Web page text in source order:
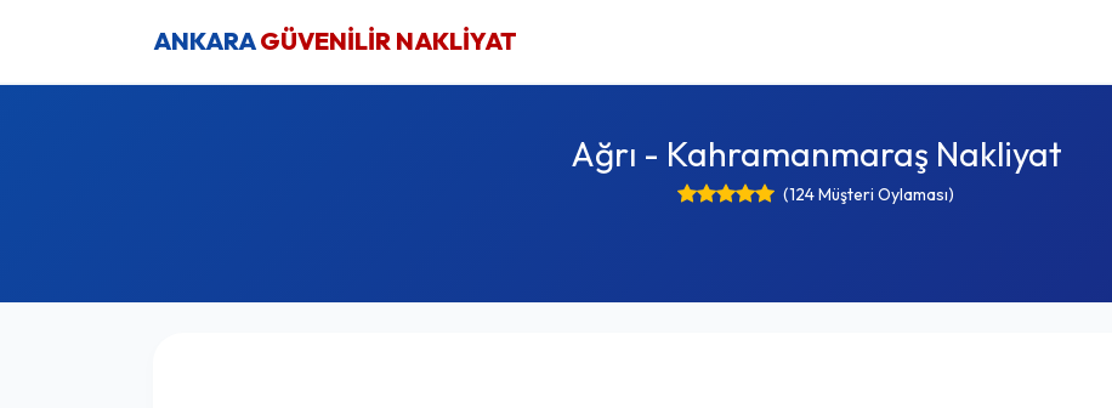
ANKARAGÜVENİLİR NAKLİYAT
Ağrı - Kahramanmaraş Nakliyat
(124 Müşteri Oylaması)